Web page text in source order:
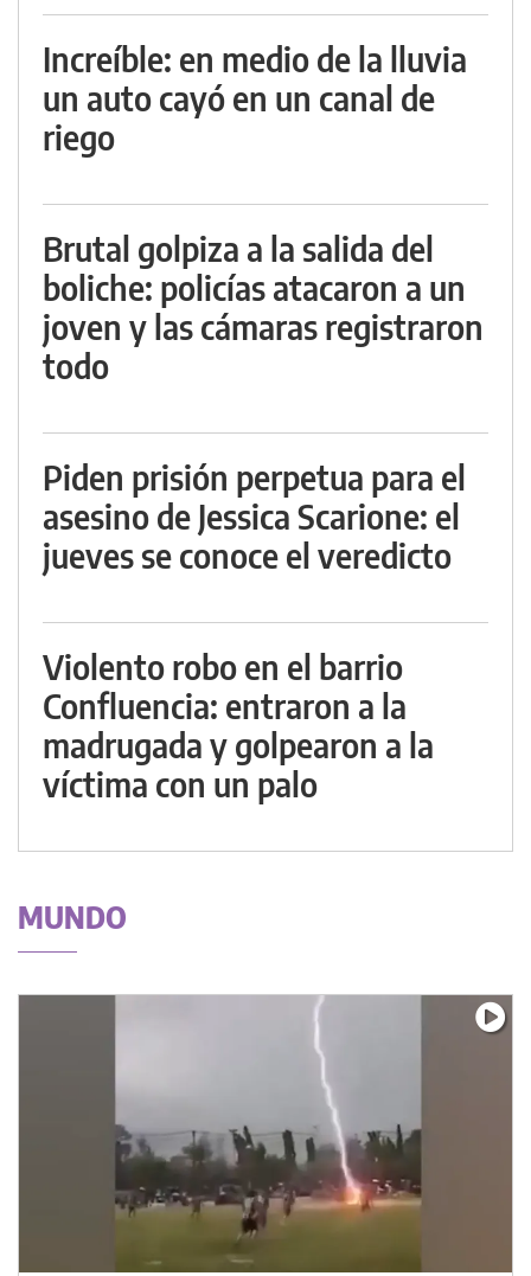
Increíble: en medio de la lluvia
un auto cayó en un canal de
riego
Brutal golpiza a la salida del
boliche: policías atacaron a un
joven y las cámaras registraron
todo
Piden prisión perpetua para el
asesino de Jessica Scarione: el
jueves se conoce el veredicto
Violento robo en el barrio
Confluencia: entraron a la
madrugada y golpearon a la
víctima con un palo
MUNDO